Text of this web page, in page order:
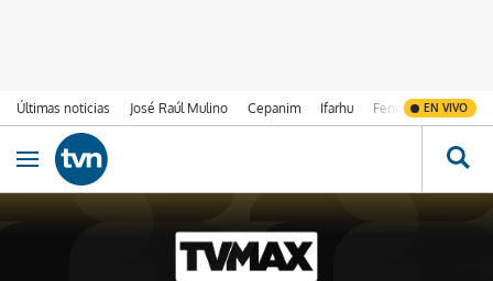
Últimas noticias José Raúl Mulino Cepanim Ifarhu Fenómeno de El
EN VIVO
Ir al contenido
Obrir navegació